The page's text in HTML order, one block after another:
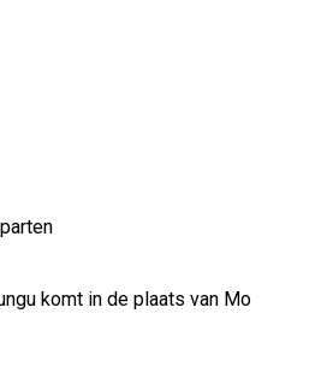
komt in de plaats van Mo